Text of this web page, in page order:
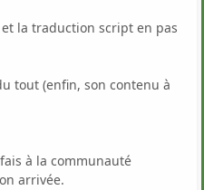
la traduction script en pas
tout (enfin, son contenu à
à la communauté
arrivée.